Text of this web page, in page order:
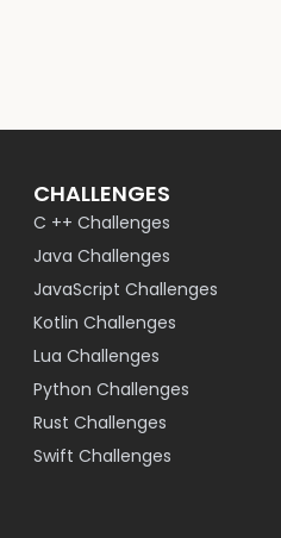
CHALLENGES
C ++ Challenges
Java Challenges
JavaScript Challenges
Kotlin Challenges
Lua Challenges
Python Challenges
Rust Challenges
Swift Challenges